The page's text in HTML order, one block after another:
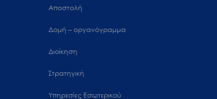
Αποστολή
Δομή – οργανόγραμμα
Διοίκηση
Στρατηγική
Υπηρεσίες Εσωτερικού